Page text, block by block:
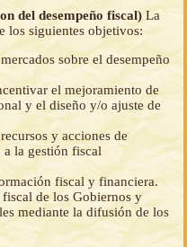
del desempeño fiscal) La
los siguientes objetivos:
sobre el desempeño
el mejoramiento de
y el diseño y/o ajuste de
y acciones de
a la gestión fiscal
fiscal y financiera.
de los Gobiernos y
mediante la difusión de los